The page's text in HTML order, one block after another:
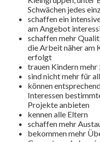
Schwächen jedes
schaffen ein
am Angebot
schaffen mehr
die Arbeit näher am
erfolgt
trauen Kindern mehr
sind nicht mehr für
können
Interessen
Projekte anbieten
kennen alle Eltern
schaffen mehr
bekommen mehr